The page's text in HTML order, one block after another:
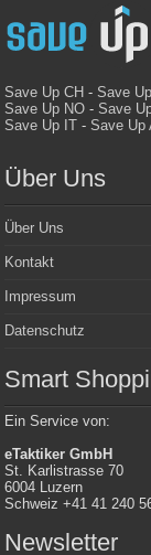
Save Up CH -Save
Save Up NO -Save
Save Up IT -Save Up
Über Uns
Über Uns
Kontakt
Impressum
Datenschutz
Smart
Ein Service von:
eTaktiker GmbH
St. Karlistrasse 70
6004 Luzern
Schweiz +41 41 240
Newsletter